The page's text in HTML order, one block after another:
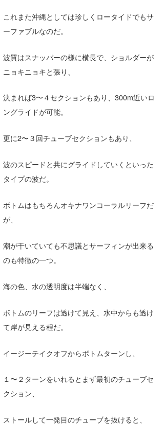
これまた沖縄としては珍しくロータイドでもサ
ーファブルなのだ。
波質はスナッパーの様に横長で、ショルダーが
ニョキニョキと張り、
決まれば3〜４セクションもあり、300m近いロ
ングライドが可能。
更に2〜３回チューブセクションもあり、
波のスピードと共にグライドしていくといった
タイプの波だ。
ボトムはもちろんオキナワンコーラルリーフだ
が、
潮が干いていても不思議とサーフィンが出来る
のも特徴の一つ。
海の色、水の透明度は半端なく、
ボトムのリーフは透けて見え、水中からも透け
て岸が見える程だ。
イージーテイクオフからボトムターンし、
１〜２ターンをいれるとまず最初のチューブセ
クション、
ストールして一発目のチューブを抜けると、